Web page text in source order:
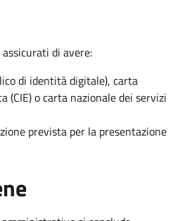
di avere:
di identità digitale), carta
(CIE) o carta nazionale dei servizi
prevista per la presentazione